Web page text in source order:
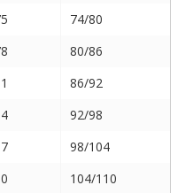
74/80
80/86
86/92
92/98
98/104
104/110